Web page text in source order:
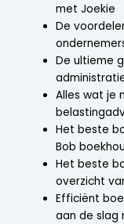
met Joekie
De
De ultieme
Alles wat je
Het beste
Bob
Het beste
overzicht
Efficiënt
aan de slag